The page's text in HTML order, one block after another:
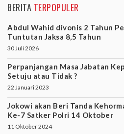
BERITA TERPOPULER
Abdul Wahid divonis 2 Tahun
Tuntutan Jaksa 8,5 Tahun
30 Juli 2026
Perpanjangan Masa Jabatan
Setuju atau Tidak ?
22 Januari 2023
Jokowi akan Beri Tanda
Ke-7 Satker Polri 14 Oktober
11 Oktober 2024